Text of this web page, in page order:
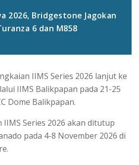
2026, Bridgestone Jagokan
6 dan M858
IIMS Series 2026 lanjut ke
IIMS Balikpapan pada 21-25
Dome Balikpapan.
Series 2026 akan ditutup
pada 4-8 November 2026 di